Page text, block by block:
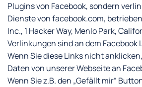
Plugins von Facebook, sondern
Dienste von facebook.com,
Inc., 1 Hacker Way, Menlo Park,
Verlinkungen sind an dem Facebook
Wenn Sie diese Links nicht
Daten von unserer Webseite an
Wenn Sie z.B. den „Gefällt mir“